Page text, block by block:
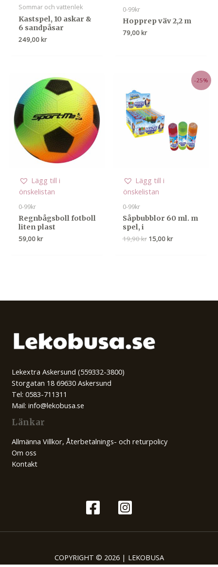
Sommar och vattenlek
Kastspel, 10 askar &
6 sandpåsar
249,00 kr
0-99kr
Hopprep väv 2,2 m
79,00 kr
Lägg till i
önskelistan
0-99kr
Regnbågsboll fotboll
liten plast
59,00 kr
-25%
Lägg till i
önskelistan
0-99kr
Såpbubblor 60 ml. m
spel, i
19,90kr Det
15,00 krDet
Lekextra Askersund (559332-3800)
Storgatan 18 69630 Askersund
Tel: 0583-711311
Mail: info@lekobusa.se
Länkar
Allmänna Villkor, Återbetalnings- och returpolicy
Om oss
Kontakt
COPYRIGHT © 2026 | LEKOBUSA